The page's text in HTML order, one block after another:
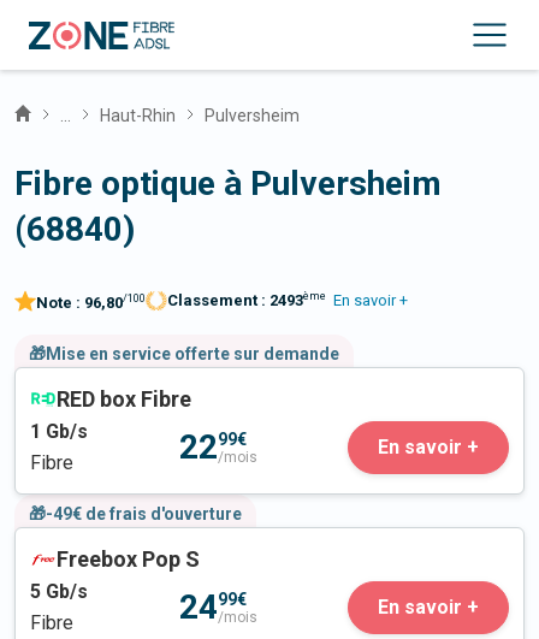
Haut-Rhin Pulversheim
Fibre optique à Pulversheim
(68840)
Note : 96,80/100 Classement : 2493ème En savoir +
🎁Mise en service offerte sur demande
RED box Fibre
1 Gb/s
Fibre
2299€
/mois En savoir +
🎁-49€ de frais d'ouverture
Freebox Pop S
5 Gb/s
Fibre
2499€
/mois En savoir +